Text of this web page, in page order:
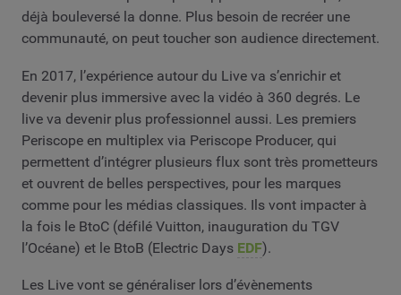
déjà bouleversé la donne. Plus besoin de recréer une
communauté, on peut toucher son audience directement.
En 2017, l’expérience autour du Live va s’enrichir et
devenir plus immersive avec la vidéo à 360 degrés. Le
live va devenir plus professionnel aussi. Les premiers
Periscope en multiplex via Periscope Producer, qui
permettent d’intégrer plusieurs flux sont très prometteurs
et ouvrent de belles perspectives, pour les marques
comme pour les médias classiques. Ils vont impacter à
la fois le BtoC (défilé Vuitton, inauguration du TGV
l’Océane) et le BtoB (Electric Days EDF).
Les Live vont se généraliser lors d’évènements